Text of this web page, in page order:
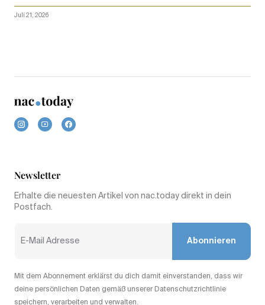
Juli 21, 2026
Newsletter
Erhalte die neuesten Artikel von nac.today direkt in dein
Postfach.
Abonnieren
Mit dem Abonnement erklärst du dich damit einverstanden, dass wir
deine persönlichen Daten gemäß unserer Datenschutzrichtlinie
speichern, verarbeiten und verwalten.